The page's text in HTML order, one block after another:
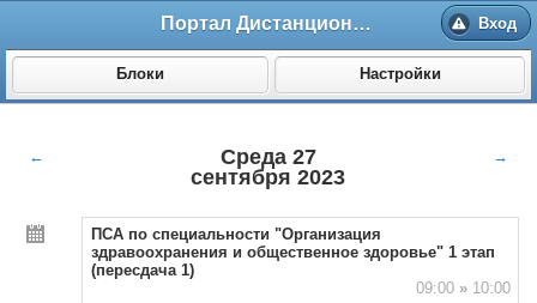
Портал Дистанционного обучения ВолгГМУ Вход
Блоки Настройки
←
Среда 27
сентября 2023
→
ПСА по специальности "Организация
здравоохранения и общественное здоровье" 1 этап
(пересдача 1)
09:00 »10:00